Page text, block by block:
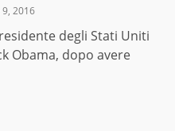
2016
degli Stati Uniti
Obama, dopo avere